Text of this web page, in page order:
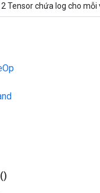
Tensor chứa log cho mỗi
()